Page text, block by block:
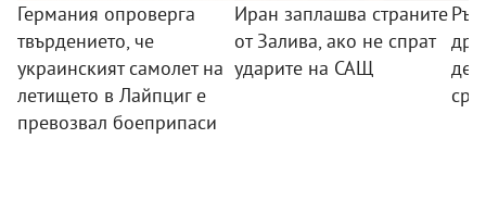
Германия опроверга
твърдението, че
украинският самолет на
летището в Лайпциг е
превозвал боеприпаси
Иран заплашва страните
от Залива, ако не спрат
ударите на САЩ